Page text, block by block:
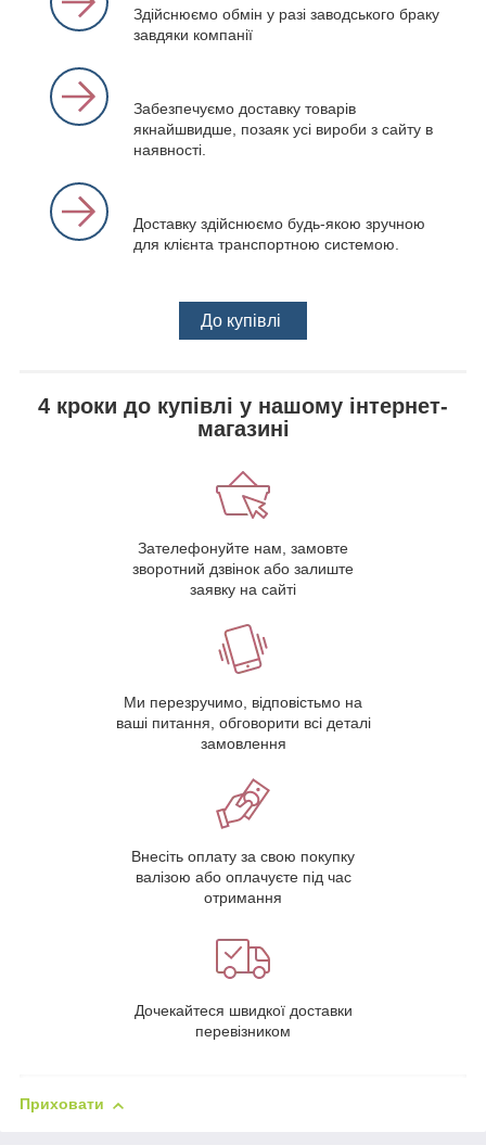
Здійснюємо обмін у разі заводського браку
завдяки компанії
Забезпечуємо доставку товарів
якнайшвидше, позаяк усі вироби з сайту в
наявності.
Доставку здійснюємо будь-якою зручною
для клієнта транспортною системою.
До купівлі
4 кроки до купівлі у нашому інтернет-
магазині
Зателефонуйте нам, замовте
зворотний дзвінок або залиште
заявку на сайті
Ми перезручимо, відповістьмо на
ваші питання, обговорити всі деталі
замовлення
Внесіть оплату за свою покупку
валізою або оплачуєте під час
отримання
Дочекайтеся швидкої доставки
перевізником
Приховати